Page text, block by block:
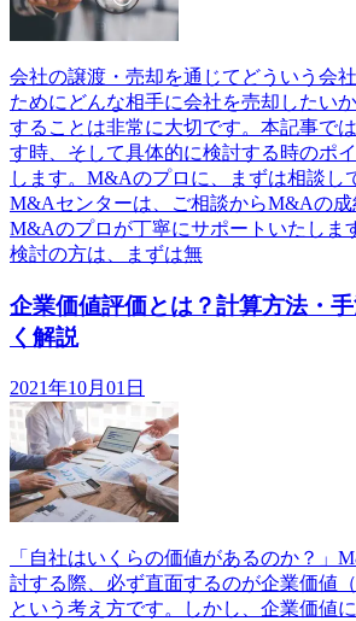
会社の譲渡・売却を通じてどういう会
ためにどんな相手に会社を売却したい
することは非常に大切です。本記事で
す時、そして具体的に検討する時のポ
します。M&Aのプロに、まずは相談し
M&Aセンターは、ご相談からM&Aの
M&Aのプロが丁寧にサポートいたしま
検討の方は、まずは無
企業価値評価とは？計算方法・
く解説
2021年10月01日
「自社はいくらの価値があるのか？」
討する際、必ず直面するのが企業価値
という考え方です。しかし、企業価値